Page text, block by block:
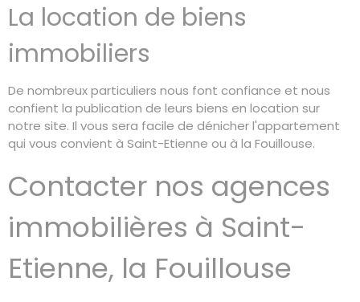
La location de biens
immobiliers
De nombreux particuliers nous font confiance et nous
confient la publication de leurs biens en location sur
notre site. Il vous sera facile de dénicher l'appartement
qui vous convient à Saint-Etienne ou à la Fouillouse.
Contacter nos agences
immobilières à Saint-
Etienne, la Fouillouse